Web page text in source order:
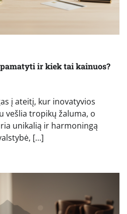
ir kiek tai kainuos?
į ateitį, kur inovatyvios
vešlia tropikų žaluma, o
unikalią ir harmoningą
[…]